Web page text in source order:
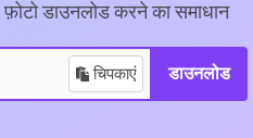
डाउनलोड करने का समाधान
चिपकाएं डाउनलोड